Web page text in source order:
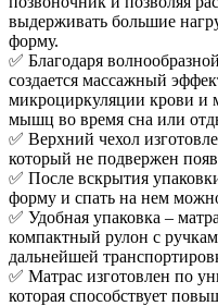
выдерживать большие
форму.
✅ Благодаря
создается массажный
микроциркуляции крови и
мышц во время сна или
✅ Верхний чехол
который не подвержен
✅ После вскрытия
форму и спать на нем
✅ Удобная упаковка –
компактный рулон с
дальнейшей
✅ Матрас изготовлен по
которая способствует